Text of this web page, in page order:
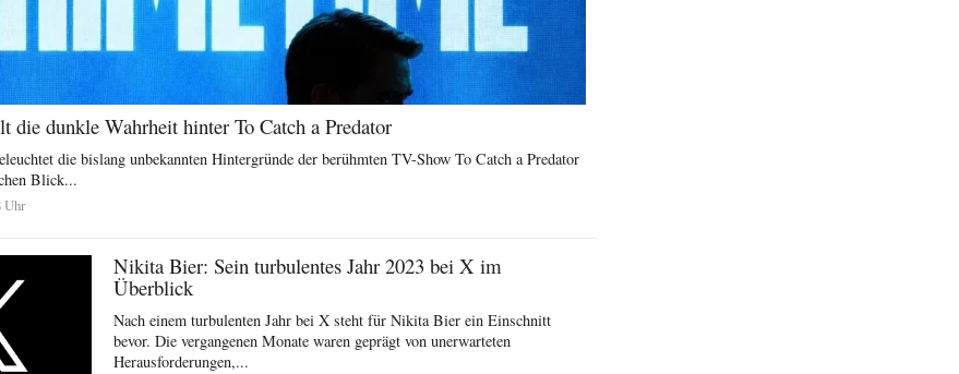
die dunkle Wahrheit hinter To Catch a Predator
die bislang unbekannten Hintergründe der berühmten TV-Show To Catch a Predator
Blick...
Uhr
Nikita Bier: Sein turbulentes Jahr 2023 bei X im
Überblick
Nach einem turbulenten Jahr bei X steht für Nikita Bier ein Einschnitt
bevor. Die vergangenen Monate waren geprägt von unerwarteten
Herausforderungen,...